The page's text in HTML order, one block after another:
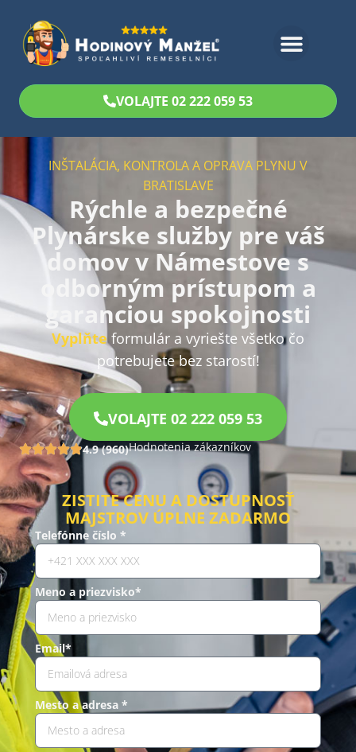
VOLAJTE 02 222 059 53
INŠTALÁCIA, KONTROLA A OPRAVA PLYNU V
BRATISLAVE
Rýchle a bezpečné
Plynárske služby pre váš
domov v Námestove s
odborným prístupom a
garanciou spokojnosti
Vyplňteformulár a vyriešte všetko čo
potrebujete bez starostí!
VOLAJTE 02 222 059 53
4.9 (960)Hodnotenia zákazníkov
ZISTITE CENU A DOSTUPNOSŤ
MAJSTROV ÚPLNE ZADARMO
Telefónne číslo *
Meno a priezvisko*
Email*
Mesto a adresa *